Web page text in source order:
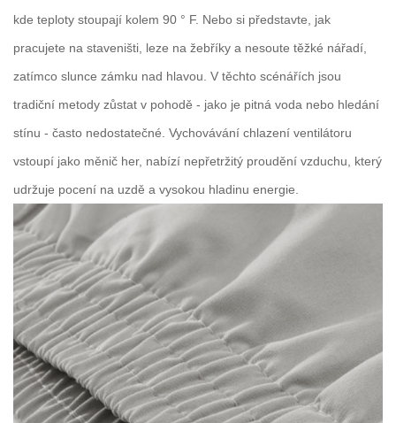
kde teploty stoupají kolem 90 ° F. Nebo si představte, jak
pracujete na staveništi, leze na žebříky a nesoute těžké nářadí,
zatímco slunce zámku nad hlavou. V těchto scénářích jsou
tradiční metody zůstat v pohodě - jako je pitná voda nebo hledání
stínu - často nedostatečné. Vychovávání chlazení ventilátoru
vstoupí jako měnič her, nabízí nepřetržitý proudění vzduchu, který
udržuje pocení na uzdě a vysokou hladinu energie.